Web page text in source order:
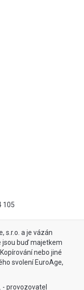
105
s.r.o. a je vázán
jsou buď majetkem
nebo jiné
svolení EuroAge,
- provozovatel